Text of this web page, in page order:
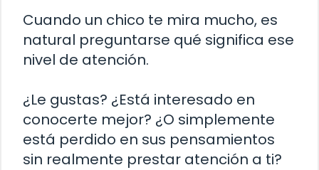
Cuando un chico te mira mucho, es
natural preguntarse qué significa ese
nivel de atención.
¿Le gustas? ¿Está interesado en
conocerte mejor? ¿O simplemente
está perdido en sus pensamientos
sin realmente prestar atención a ti?